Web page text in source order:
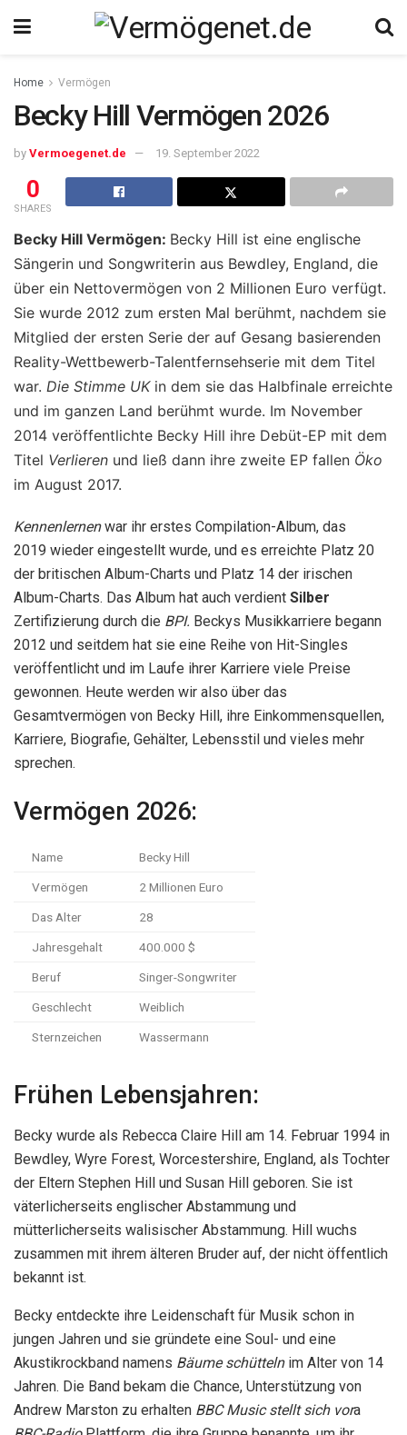
Home Vermögen
Becky Hill Vermögen 2026
by Vermoegenet.de 19. September 2022
0
SHARES
Becky Hill Vermögen: Becky Hill ist eine englische
Sängerin und Songwriterin aus Bewdley, England, die
über ein Nettovermögen von 2 Millionen Euro verfügt.
Sie wurde 2012 zum ersten Mal berühmt, nachdem sie
Mitglied der ersten Serie der auf Gesang basierenden
Reality-Wettbewerb-Talentfernsehserie mit dem Titel
war. Die Stimme UK in dem sie das Halbfinale erreichte
und im ganzen Land berühmt wurde. Im November
2014 veröffentlichte Becky Hill ihre Debüt-EP mit dem
Titel Verlieren und ließ dann ihre zweite EP fallen Öko
im August 2017.
Kennenlernenwar ihr erstes Compilation-Album, das
2019 wieder eingestellt wurde, und es erreichte Platz 20
der britischen Album-Charts und Platz 14 der irischen
Album-Charts. Das Album hat auch verdient Silber
Zertifizierung durch die BPI. Beckys Musikkarriere begann
2012 und seitdem hat sie eine Reihe von Hit-Singles
veröffentlicht und im Laufe ihrer Karriere viele Preise
gewonnen. Heute werden wir also über das
Gesamtvermögen von Becky Hill, ihre Einkommensquellen,
Karriere, Biografie, Gehälter, Lebensstil und vieles mehr
sprechen.
Vermögen 2026:
Name Becky Hill
Vermögen 2 Millionen Euro
Das Alter 28
Jahresgehalt 400.000 $
Beruf Singer-Songwriter
Geschlecht Weiblich
Sternzeichen Wassermann
Frühen Lebensjahren:
Becky wurde als Rebecca Claire Hill am 14. Februar 1994 in
Bewdley, Wyre Forest, Worcestershire, England, als Tochter
der Eltern Stephen Hill und Susan Hill geboren. Sie ist
väterlicherseits englischer Abstammung und
mütterlicherseits walisischer Abstammung. Hill wuchs
zusammen mit ihrem älteren Bruder auf, der nicht öffentlich
bekannt ist.
Becky entdeckte ihre Leidenschaft für Musik schon in
jungen Jahren und sie gründete eine Soul- und eine
Akustikrockband namens Bäume schütteln im Alter von 14
Jahren. Die Band bekam die Chance, Unterstützung von
Andrew Marston zu erhalten BBC Music stellt sich vora